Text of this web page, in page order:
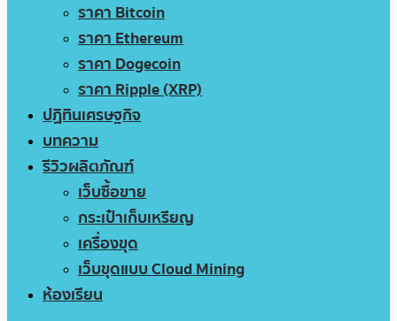
ราคา Bitcoin
ราคา Ethereum
ราคา Dogecoin
ราคา Ripple (XRP)
ปฏิทินเศรษฐกิจ
บทความ
รีวิวผลิตภัณฑ์
เว็บซื้อขาย
กระเป๋าเก็บเหรียญ
เครื่องขุด
เว็บขุดแบบ Cloud Mining
ห้องเรียน